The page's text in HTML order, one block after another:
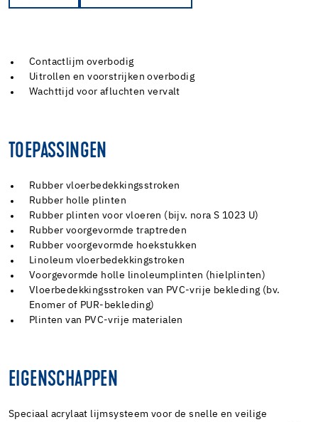
Contactlijm overbodig
Uitrollen en voorstrijken overbodig
Wachttijd voor afluchten vervalt
TOEPASSINGEN
Rubber vloerbedekkingsstroken
Rubber holle plinten
Rubber plinten voor vloeren (bijv. nora S 1023 U)
Rubber voorgevormde traptreden
Rubber voorgevormde hoekstukken
Linoleum vloerbedekkingstroken
Voorgevormde holle linoleumplinten (hielplinten)
Vloerbedekkingsstroken van PVC-vrije bekleding (bv.
Enomer of PUR-bekleding)
Plinten van PVC-vrije materialen
EIGENSCHAPPEN
Speciaal acrylaat lijmsysteem voor de snelle en veilige